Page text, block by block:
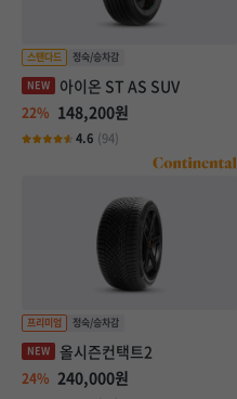
아이온 ST AS SUV
22% 148,200원
4.6 (94)
올시즌컨택트2
24% 240,000원